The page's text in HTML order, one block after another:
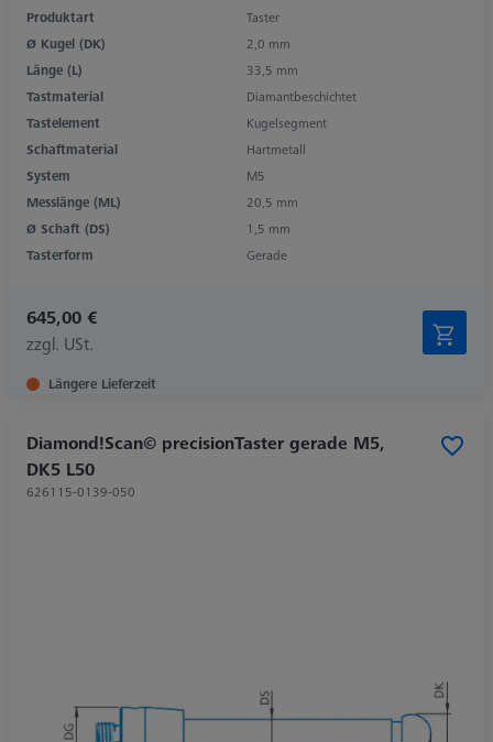
Produktart
Taster
Ø Kugel (DK)
2,0 mm
Länge (L)
33,5 mm
Tastmaterial
Diamantbeschichtet
Tastelement
Kugelsegment
Schaftmaterial
Hartmetall
System
M5
Messlänge (ML)
20,5 mm
Ø Schaft (DS)
1,5 mm
Tasterform
Gerade
645,00 €
zzgl. USt.
Längere Lieferzeit
Diamond!Scan© precisionTaster gerade M5,
DK5 L50
626115-0139-050